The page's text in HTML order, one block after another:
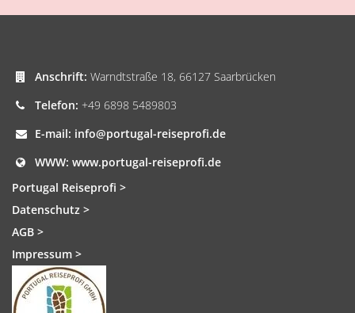
Anschrift: Warndtstraße 18, 66127 Saarbrücken
Telefon: +49 6898 5489803
E-mail: info@portugal-reiseprofi.de
WWW: www.portugal-reiseprofi.de
Portugal Reiseprofi >
Datenschutz >
AGB >
Impressum >